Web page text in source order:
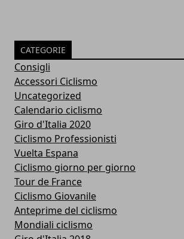
CATEGORIE
Consigli
Accessori Ciclismo
Uncategorized
Calendario ciclismo
Giro d'Italia 2020
Ciclismo Professionisti
Vuelta Espana
Ciclismo giorno per giorno
Tour de France
Ciclismo Giovanile
Anteprime del ciclismo
Mondiali ciclismo